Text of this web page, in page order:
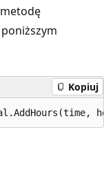
Kopiuj